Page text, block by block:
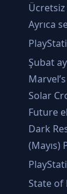
Ayrıca
Şubat
Solar
Future
Dark
(Mayıs)
State of